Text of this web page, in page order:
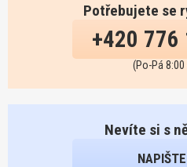
Potřebujete se
+420 776
(Po-Pá 8:00
Nevíte si s